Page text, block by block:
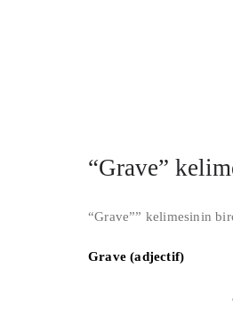
“Grave”
“Grave”” kelimesinin
Grave (adjectif)